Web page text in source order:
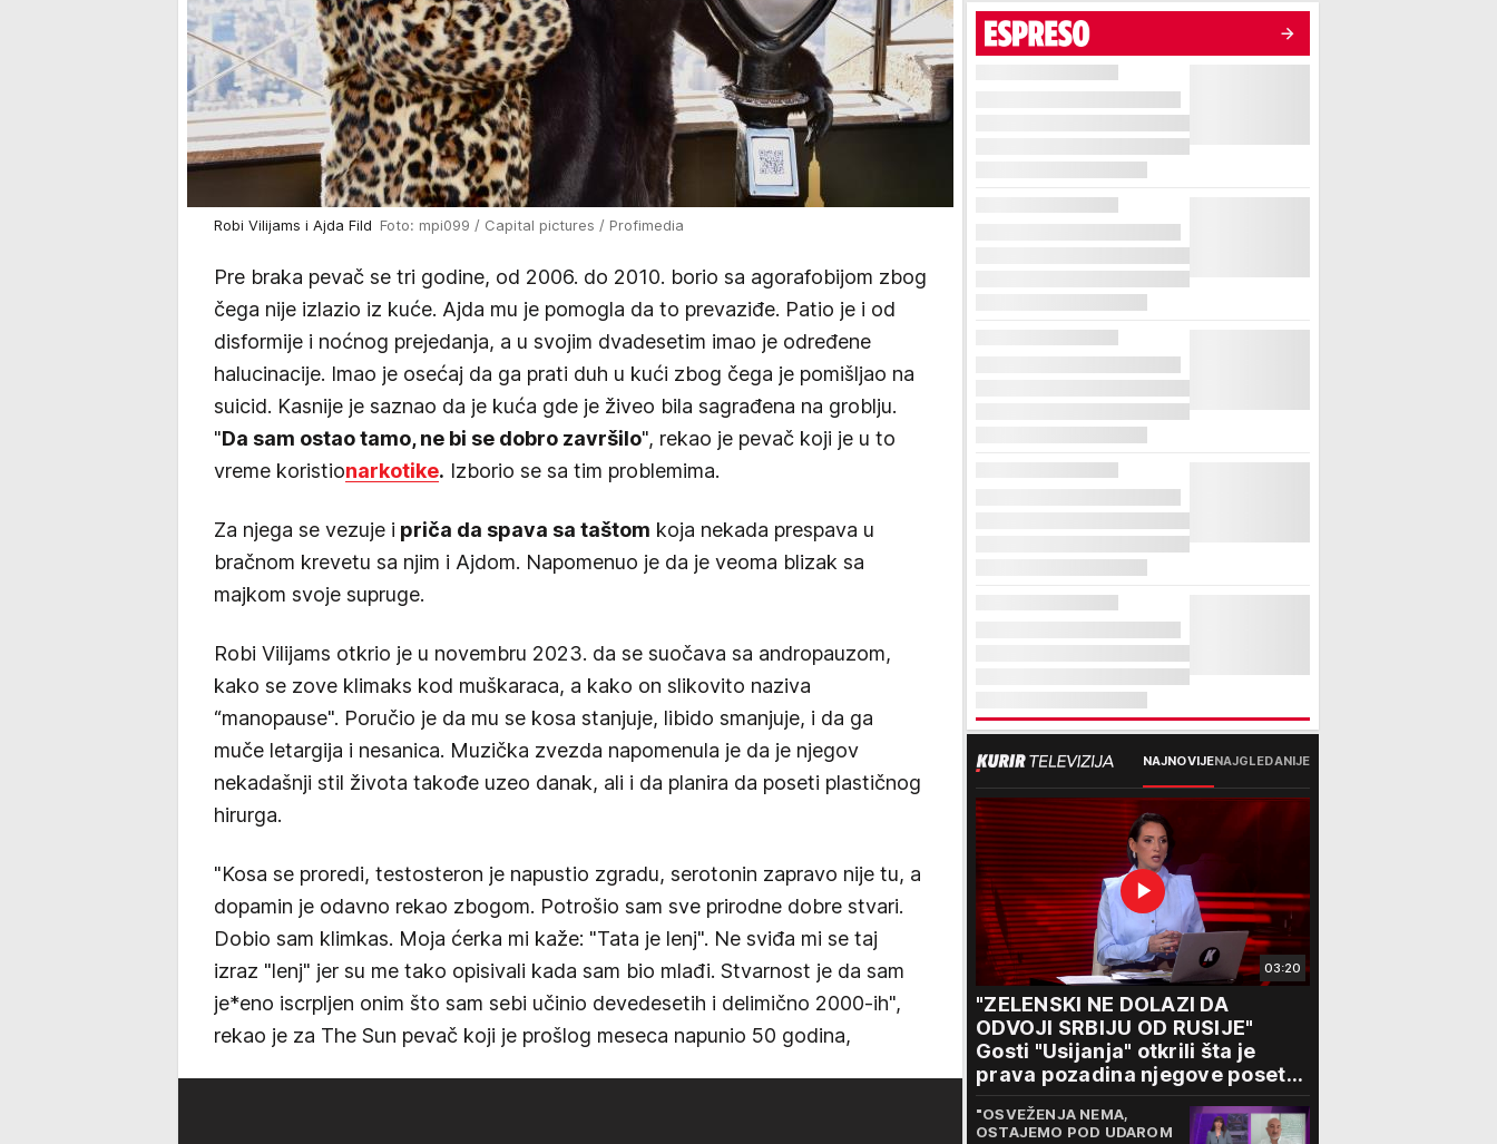
Robi Vilijams i Ajda Fild Foto: mpi099 / Capital pictures / Profimedia
Pre braka pevač se tri godine, od 2006. do 2010. borio sa agorafobijom zbog
čega nije izlazio iz kuće. Ajda mu je pomogla da to prevaziđe. Patio je i od
disformije i noćnog prejedanja, a u svojim dvadesetim imao je određene
halucinacije. Imao je osećaj da ga prati duh u kući zbog čega je pomišljao na
suicid. Kasnije je saznao da je kuća gde je živeo bila sagrađena na groblju.
"Da sam ostao tamo, ne bi se dobro završilo", rekao je pevač koji je u to
vreme koristionarkotike. Izborio se sa tim problemima.
Za njega se vezuje i priča da spava sa taštom koja nekada prespava u
bračnom krevetu sa njim i Ajdom. Napomenuo je da je veoma blizak sa
majkom svoje supruge.
Robi Vilijams otkrio je u novembru 2023. da se suočava sa andropauzom,
kako se zove klimaks kod muškaraca, a kako on slikovito naziva
“manopause". Poručio je da mu se kosa stanjuje, libido smanjuje, i da ga
muče letargija i nesanica. Muzička zvezda napomenula je da je njegov
nekadašnji stil života takođe uzeo danak, ali i da planira da poseti plastičnog
hirurga.
"Kosa se proredi, testosteron je napustio zgradu, serotonin zapravo nije tu, a
dopamin je odavno rekao zbogom. Potrošio sam sve prirodne dobre stvari.
Dobio sam klimkas. Moja ćerka mi kaže: "Tata je lenj". Ne sviđa mi se taj
izraz "lenj" jer su me tako opisivali kada sam bio mlađi. Stvarnost je da sam
je*eno iscrpljen onim što sam sebi učinio devedesetih i delimično 2000-ih",
rekao je za The Sun pevač koji je prošlog meseca napunio 50 godina,
NAJNOVIJENAJGLEDANIJE
03:20
"ZELENSKI NE DOLAZI DA
ODVOJI SRBIJU OD RUSIJE"
Gosti "Usijanja" otkrili šta je
prava pozadina njegove posete
Beogradu
"OSVEŽENJA NEMA,
OSTAJEMO POD UDAROM